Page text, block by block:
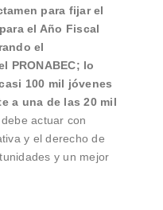
para fijar el
el Año Fiscal
el
PRONABEC; lo
100 mil jóvenes
a una de las 20 mil
debe actuar con
y el derecho de
y un mejor